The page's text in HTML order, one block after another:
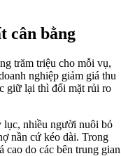
cân bằng
trăm triệu cho mỗi vụ,
nghiệp giảm giá thu
giữ lại thì đối mặt rủi ro
lục, nhiều người nuôi bỏ
nần cứ kéo dài. Trong
do các bên trung gian